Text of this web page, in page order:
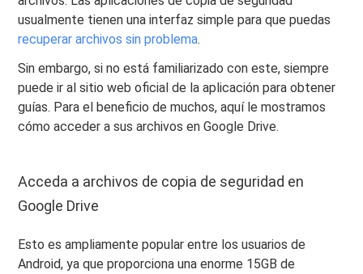
usualmente tienen una interfaz simple para que puedas
recuperar archivos sin problema.
Sin embargo, si no está familiarizado con este, siempre
puede ir al sitio web oficial de la aplicación para obtener
guías. Para el beneficio de muchos, aquí le mostramos
cómo acceder a sus archivos en Google Drive.
Acceda a archivos de copia de seguridad en
Google Drive
Esto es ampliamente popular entre los usuarios de
Android, ya que proporciona una enorme 15GB de